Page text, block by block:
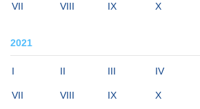
VII VIII IX X
2021
I II III IV
VII VIII IX X